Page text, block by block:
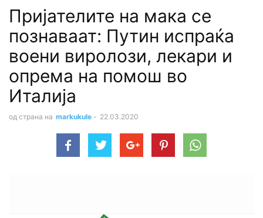
Пријателите на мака се
познаваат: Путин испраќа
воени виролози, лекари и
опрема на помош во
Италија
од страна на markukule - 22.03.2020